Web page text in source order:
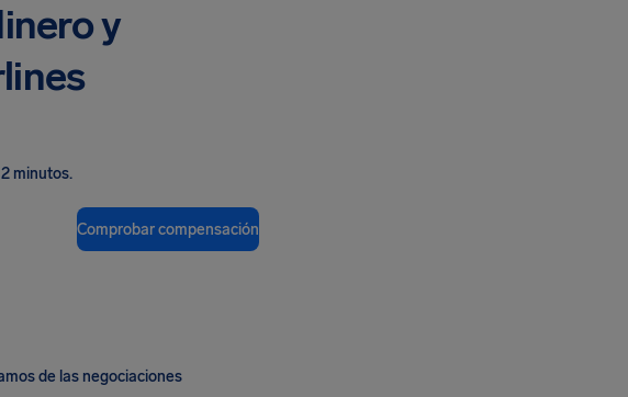
y
minutos.
Comprobar compensación
de las negociaciones